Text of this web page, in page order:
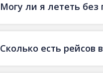
Могу ли я лететь
Сколько есть